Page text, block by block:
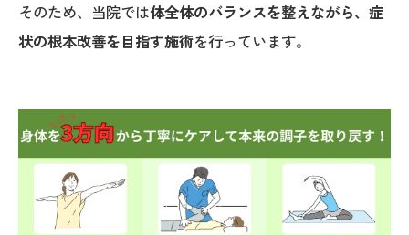
そのため、当院では体全体のバランスを整えながら、症
状の根本改善を目指す施術を行っています。